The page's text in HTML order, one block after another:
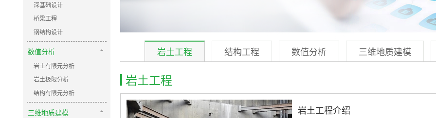
深基础设计
桥梁工程
钢结构设计
数值分析
岩土有限元分析
岩土极限分析
结构有限元分析
三维地质建模
岩土工程 结构工程 数值分析 三维地质建模
岩土工程
岩土工程介绍